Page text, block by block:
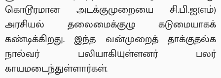
கொடூரமான அடக்குமுறையை சி.பி.ஐ(எம்)
அரசியல் தலைமைக்குழு‌ கடுமையாகக்
கண்டிக்கிறது. இந்த வன்முறைத் தாக்குதல்க
நால்வர் பலியாகியுள்ளனர் பலர்
காயமடைந்துள்ளார்கள்.